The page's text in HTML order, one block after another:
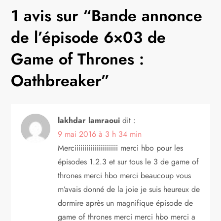
g
a
t
i
n
1 avis sur “Bande annonce
de l’épisode 6×03 de
Game of Thrones :
Oathbreaker”
lakhdar lamraoui dit :
9 mai 2016 à 3 h 34 min
Merciiiiiiiiiiiiiiiiiiiiii merci hbo pour les
épisodes 1.2.3 et sur tous le 3 de game of
thrones merci hbo merci beaucoup vous
m’avais donné de la joie je suis heureux de
dormire après un magnifique épisode de
game of thrones merci merci hbo merci a